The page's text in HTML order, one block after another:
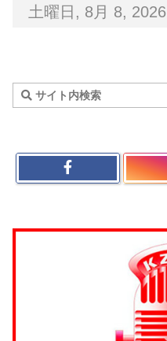
土曜日, 8月 8, 2026